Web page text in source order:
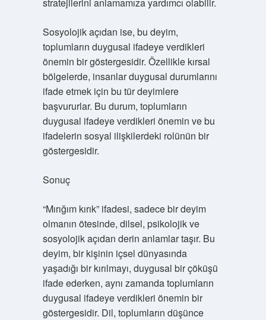
Sosyolojik açıdan ise, bu deyim,
toplumların duygusal ifadeye verdikleri
önemin bir göstergesidir. Özellikle kırsal
bölgelerde, insanlar duygusal durumlarını
ifade etmek için bu tür deyimlere
başvururlar. Bu durum, toplumların
duygusal ifadeye verdikleri önemin ve bu
ifadelerin sosyal ilişkilerdeki rolünün bir
göstergesidir.
Sonuç
“Mırığım kırık” ifadesi, sadece bir deyim
olmanın ötesinde, dilsel, psikolojik ve
sosyolojik açıdan derin anlamlar taşır. Bu
deyim, bir kişinin içsel dünyasında
yaşadığı bir kırılmayı, duygusal bir çöküşü
ifade ederken, aynı zamanda toplumların
duygusal ifadeye verdikleri önemin bir
göstergesidir. Dil, toplumların düşünce